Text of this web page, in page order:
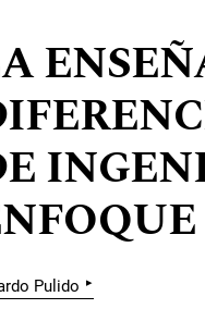
Pulido ▸